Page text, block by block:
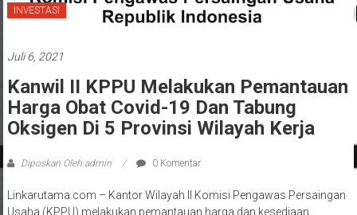
INVESTASI
Juli 6, 2021
Kanwil II KPPU Melakukan Pemantauan
Harga Obat Covid-19 Dan Tabung
Oksigen Di 5 Provinsi Wilayah Kerja
Diposkan Oleh:admin 0 Komentar
Linkarutama.com – Kantor Wilayah II Komisi Pengawas Persaingan
Usaha (KPPU) melakukan pemantauan harga dan kesediaan